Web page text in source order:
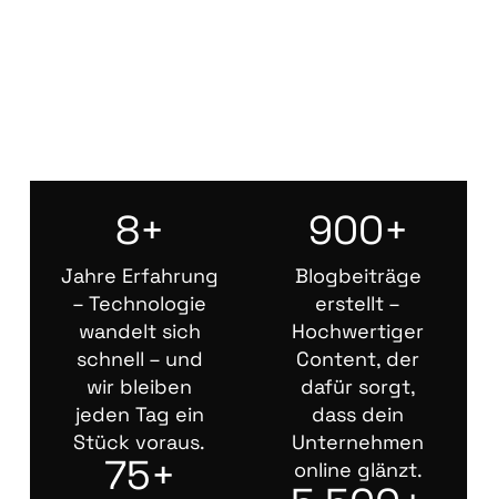
8+
Jahre Erfahrung
– Technologie
wandelt sich
schnell – und
wir bleiben
jeden Tag ein
Stück voraus.
75+
900+
Blogbeiträge
erstellt –
Hochwertiger
Content, der
dafür sorgt,
dass dein
Unternehmen
online glänzt.